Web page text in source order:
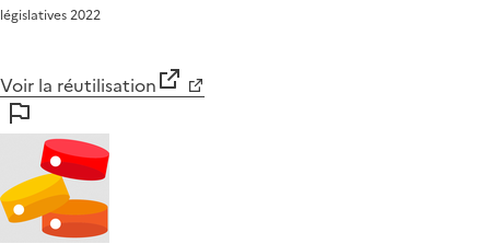
législatives 2022
Voir la réutilisation